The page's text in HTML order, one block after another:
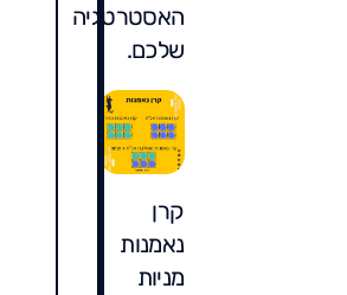
האסטרטגיה
שלכם.
קרן
נאמנות
מניות